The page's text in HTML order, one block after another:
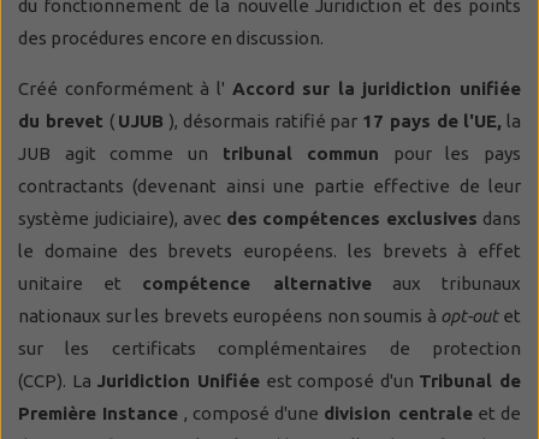
du fonctionnement de la nouvelle Juridiction et des points
des procédures encore en discussion.
Créé conformément à l' Accord sur la juridiction unifiée
du brevet ( UJUB ), désormais ratifié par 17 pays de l'UE, la
JUB agit comme un tribunal commun pour les pays
contractants (devenant ainsi une partie effective de leur
système judiciaire), avec des compétences exclusives dans
le domaine des brevets européens. les brevets à effet
unitaire et compétence alternativeaux tribunaux
nationaux sur les brevets européens non soumis à opt-outet
sur les certificats complémentaires de protection
(CCP). La Juridiction Unifiéeest composé d'un Tribunal de
Première Instance , composé d'une division centraleet de